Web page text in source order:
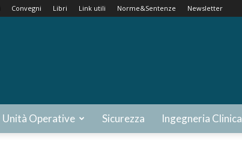
Convegni Libri Link utili Norme&Sentenze Newsletter
Unità Operative Sicurezza Ingegneria Clinica